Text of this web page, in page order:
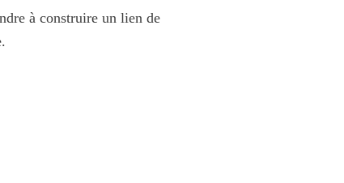
à construire un lien de